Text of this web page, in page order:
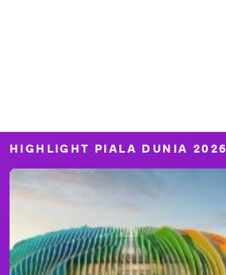
HIGHLIGHT PIALA DUNIA 2026